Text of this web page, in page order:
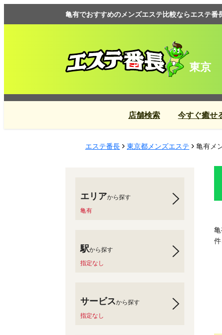
亀有でおすすめのメンズエステ比較ならエステ番
東京
店舗検索 今すぐ癒せ
エステ番長 東京都メンズエステ 亀有メ
エリアから探す
亀有
駅から探す
指定なし
サービスから探す
指定なし